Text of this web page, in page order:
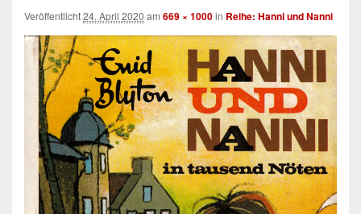
Veröffentlicht24. April 2020 am 669 × 1000in Reihe: Hanni und Nanni